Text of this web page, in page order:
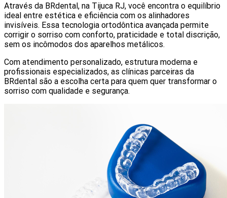
Através da BRdental, na Tijuca RJ, você encontra o equilíbrio
ideal entre estética e eficiência com os alinhadores
invisíveis. Essa tecnologia ortodôntica avançada permite
corrigir o sorriso com conforto, praticidade e total discrição,
sem os incômodos dos aparelhos metálicos.
Com atendimento personalizado, estrutura moderna e
profissionais especializados, as clínicas parceiras da
BRdental são a escolha certa para quem quer transformar o
sorriso com qualidade e segurança.